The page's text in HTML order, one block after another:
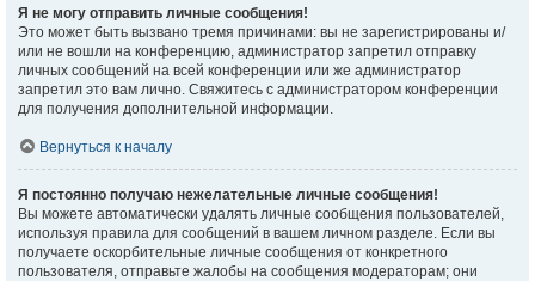
Я не могу отправить личные сообщения!
Это может быть вызвано тремя причинами: вы не зарегистрированы и/
или не вошли на конференцию, администратор запретил отправку
личных сообщений на всей конференции или же администратор
запретил это вам лично. Свяжитесь с администратором конференции
для получения дополнительной информации.
Вернуться к началу
Я постоянно получаю нежелательные личные сообщения!
Вы можете автоматически удалять личные сообщения пользователей,
используя правила для сообщений в вашем личном разделе. Если вы
получаете оскорбительные личные сообщения от конкретного
пользователя, отправьте жалобы на сообщения модераторам; они